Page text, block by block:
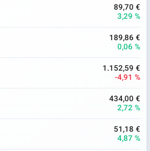
89,70 €
3,29 %
189,86 €
0,06 %
1.152,59 €
-4,91 %
434,00 €
2,72 %
51,18 €
4,87 %